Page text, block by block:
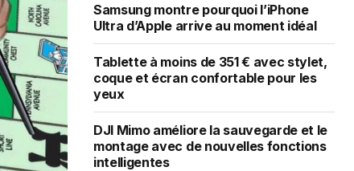
Samsung montre pourquoi l’iPhone
Ultra d’Apple arrive au moment idéal
Tablette à moins de 351 € avec stylet,
coque et écran confortable pour les
yeux
DJI Mimo améliore la sauvegarde et le
montage avec de nouvelles fonctions
intelligentes